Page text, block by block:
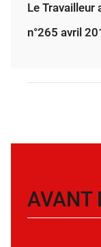
Le Travailleur
n°265 avril
AVANT